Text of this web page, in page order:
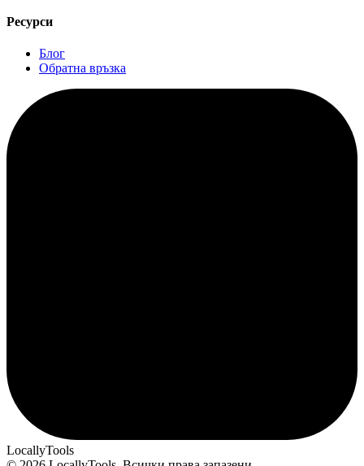
Ресурси
Блог
Обратна връзка
LocallyTools